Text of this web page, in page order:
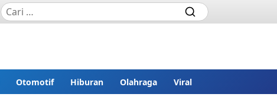
Otomotif Hiburan Olahraga Viral